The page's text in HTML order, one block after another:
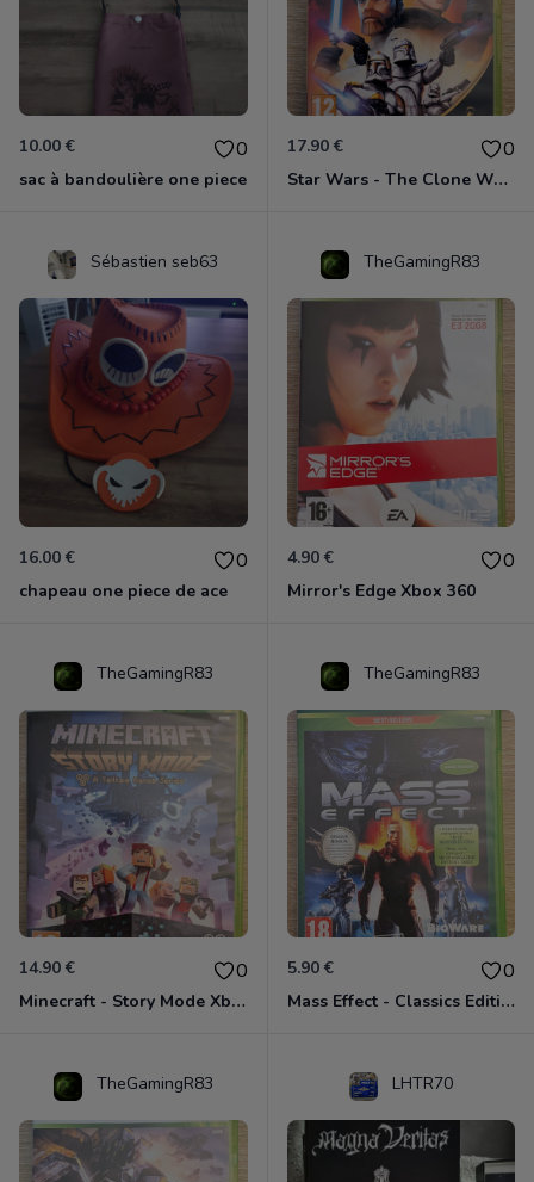
10.00 € 0
sac à bandoulière one piece
17.90 € 0
Star Wars - The Clone Wars - Les Héros De La République Xbox 360
Sébastien seb63
16.00 € 0
chapeau one piece de ace
TheGamingR83
4.90 € 0
Mirror's Edge Xbox 360
TheGamingR83
14.90 € 0
Minecraft - Story Mode Xbox 360
TheGamingR83
5.90 € 0
Mass Effect - Classics Edition Xbox 360
TheGamingR83 LHTR70